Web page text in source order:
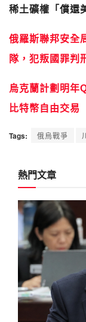
稀土礦權「償還
俄羅斯聯邦安全
隊，犯叛國罪判
烏克蘭計劃明年
比特幣自由交易
Tags: 俄烏戰爭
熱門文章